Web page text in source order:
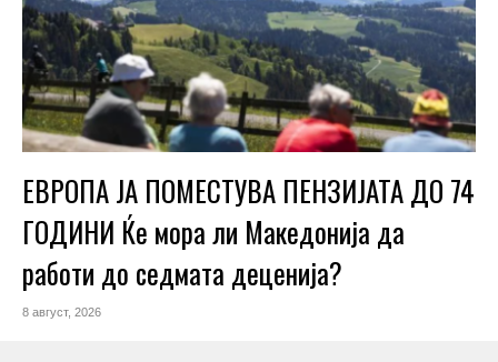
ЕВРОПА ЈА ПОМЕСТУВА ПЕНЗИЈАТА ДО 74
ГОДИНИ Ќе мора ли Македонија да
работи до седмата деценија?
8 август, 2026